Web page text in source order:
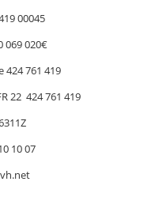
00045
069 020€
424 761 419
22 424 761 419
10 07